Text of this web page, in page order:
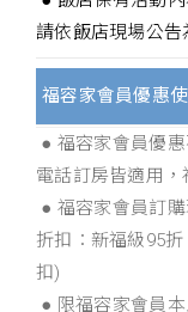
請依飯店現場公告
福容家會員優惠
● 福容家會員優
電話訂房皆適用，
● 福容家會員訂
折扣：新福級95
扣)
● 限福容家會員